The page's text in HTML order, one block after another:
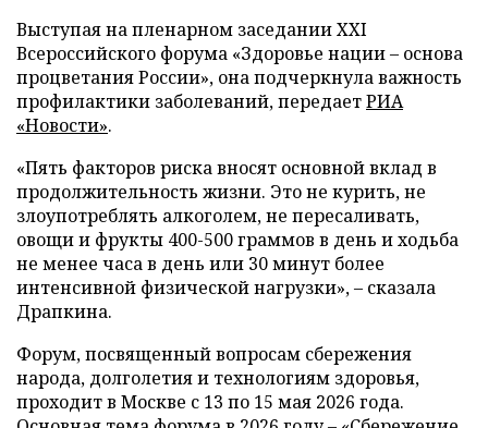
Выступая на пленарном заседании XXI
Всероссийского форума «Здоровье нации – основа
процветания России», она подчеркнула важность
профилактики заболеваний, передаетРИА
«Новости».
«Пять факторов риска вносят основной вклад в
продолжительность жизни. Это не курить, не
злоупотреблять алкоголем, не пересаливать,
овощи и фрукты 400-500 граммов в день и ходьба
не менее часа в день или 30 минут более
интенсивной физической нагрузки», – сказала
Драпкина.
Форум, посвященный вопросам сбережения
народа, долголетия и технологиям здоровья,
проходит в Москве с 13 по 15 мая 2026 года.